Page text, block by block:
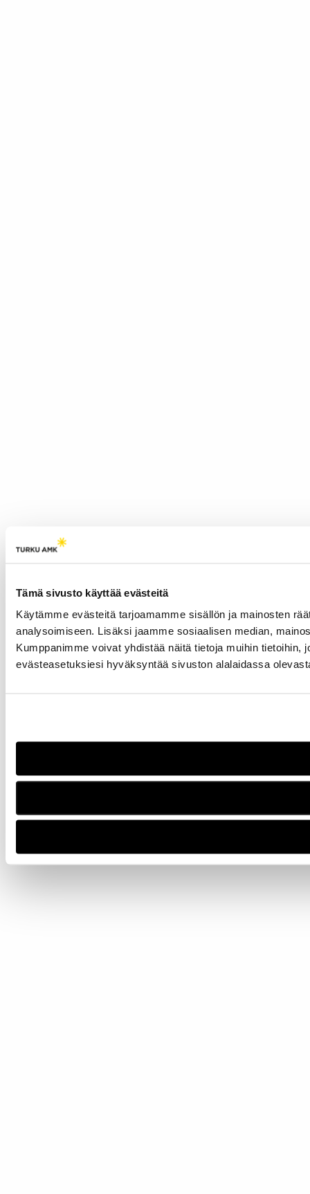
Tämä sivusto käyttää evästeitä
Käytämme evästeitä tarjoamamme sisällön ja mainosten
analysoimiseen. Lisäksi jaamme sosiaalisen median,
Kumppanimme voivat yhdistää näitä tietoja muihin tietoihin,
evästeasetuksiesi hyväksyntää sivuston alalaidassa